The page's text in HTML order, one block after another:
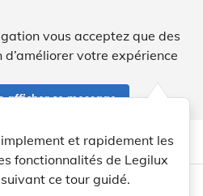
vous acceptez que des
votre expérience
afficher ce message
account_circle help Aide
et rapidement les
fonctionnalités de Legilux
ce tour guidé.
light_mode dark_mode